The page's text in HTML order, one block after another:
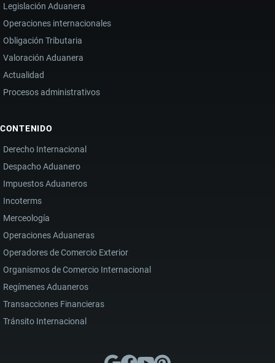
Legislación Aduanera
Operaciones internacionales
Obligación Tributaria
Valoración Aduanera
Actualidad
Procesos administrativos
CONTENIDO
Derecho Internacional
Despacho Aduanero
Impuestos Aduaneros
Incoterms
Merceología
Operaciones Aduaneras
Operadores de Comercio Exterior
Organismos de Comercio Internacional
Regímenes Aduaneros
Transacciones Financieras
Tránsito Internacional